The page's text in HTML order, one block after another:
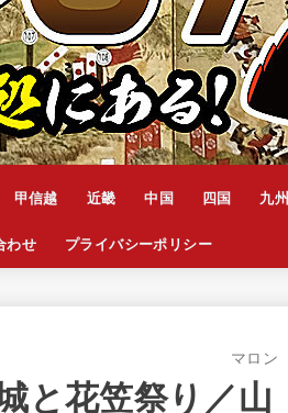
甲信越 近畿 中国 四国 九州
わせ プライバシーポリシー
マロン
と花笠祭り／山